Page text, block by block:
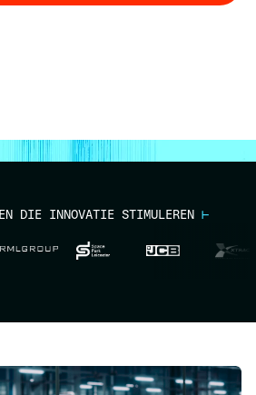
DIE INNOVATIE STIMULEREN ⊢